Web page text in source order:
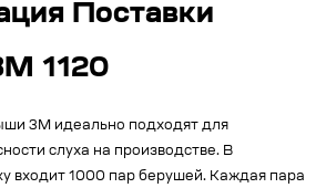
Поставки
1120
3M идеально подходят для
слуха на производстве. В
входит 1000 пар берушей. Каждая пара